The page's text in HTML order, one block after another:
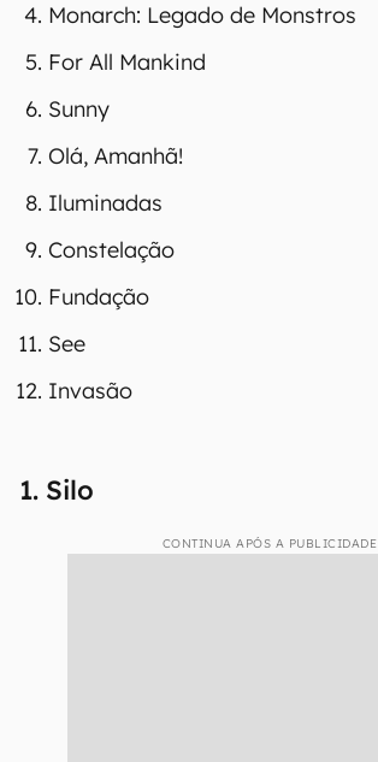
Monarch: Legado de Monstros
For All Mankind
Sunny
Olá, Amanhã!
Iluminadas
Constelação
Fundação
See
Invasão
1. Silo
CONTINUA APÓS A PUBLICIDADE